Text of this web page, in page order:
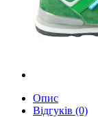
Опис
Відгуків (0)